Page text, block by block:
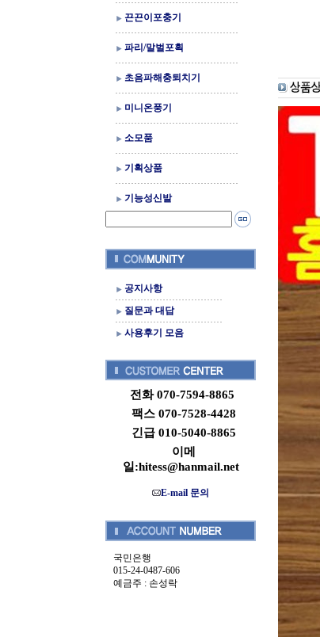
끈끈이포충기
파리/말벌포획
초음파해충퇴치기
미니온풍기
소모품
기획상품
기능성신발
공지사항
질문과 대답
사용후기 모음
전화 070-7594-8865
팩스 070-7528-4428
긴급 010-5040-8865
이메
일:hitess@hanmail.net
E-mail 문의
국민은행
015-24-0487-606
예금주 : 손성락